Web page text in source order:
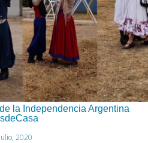
la Independencia Argentina
2020